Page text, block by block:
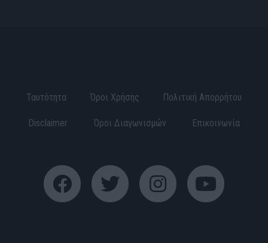
Ταυτότητα Όροι Χρήσης Πολιτική Απορρήτου
Disclaimer Όροι Διαγωνισμών Επικοινωνία